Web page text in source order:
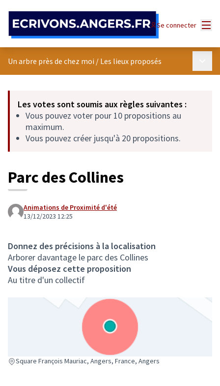
Se connecter
Un arbre près de chez moi / Les lieux proposés
Les votes sont soumis aux règles suivantes :
Vous pouvez voter pour 10 propositions au
maximum.
Vous pouvez créer jusqu'à 20 propositions.
Parc des Collines
Animations de Proximité d'été
13/12/2023 12:25
Donnez des précisions à la localisation
Arborer davantage le parc des Collines
Vous déposez cette proposition
Au titre d'un collectif
Square François Mauriac, Angers, France, Angers
(Lien externe)